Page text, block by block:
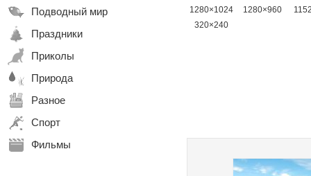
Подводный мир
Праздники
Приколы
Природа
Разное
Спорт
Фильмы
1280×1024
1280×960
320×240